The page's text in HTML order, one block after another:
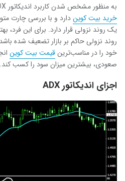
به منظور مشخص شدن کاربرد اندیکاتور
خرید بیتکویندارد و با بررسی چارت
یک روند نزولی قرار دارد. برای این فرد،
روند نزولی حاکم بر بازار تضعیف شده
خود را در مناسب‌ترینقیمت بیتکوین
صعودی، بیشترین میزان سود را کسب کند.
اجزای اندیکاتورADX